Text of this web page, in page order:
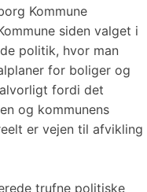
Kommune
siden valget i
politik, hvor man
for boliger og
fordi det
og kommunens
er vejen til afvikling
trufne politiske